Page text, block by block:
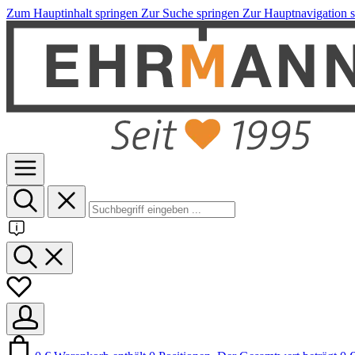
Zum Hauptinhalt springen Zur Suche springen Zur Hauptnavigation